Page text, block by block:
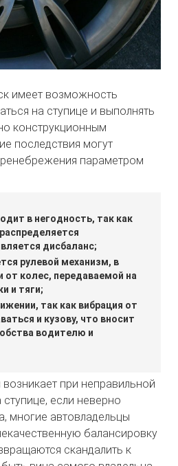
имеет возможность
на ступице и выполнять
конструкционным
последствия могут
параметром
в негодность, так как
дисбаланс;
рулевой механизм, в
от колес, передаваемой на
и тяги;
так как вибрация от
и кузову, что вносит
водителю и
возникает при неправильной
если неверно
многие автовладельцы
балансировку
скандалить к